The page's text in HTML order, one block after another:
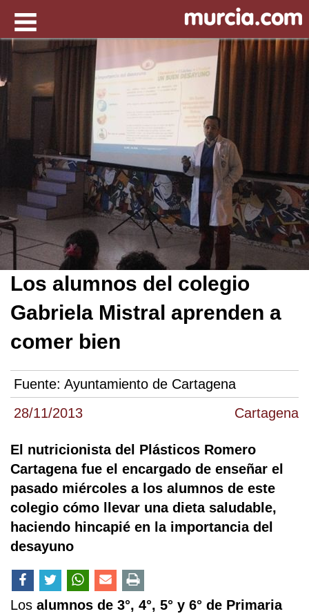
28/11/2013 Cartagena
Los alumnos del colegio
Gabriela Mistral aprenden a
comer bien
Fuente: Ayuntamiento de Cartagena
El nutricionista del Plásticos Romero
Cartagena fue el encargado de enseñar el
pasado miércoles a los alumnos de este
colegio cómo llevar una dieta saludable,
haciendo hincapié en la importancia del
desayuno
Los alumnos de 3°, 4°, 5° y 6° de Primaria